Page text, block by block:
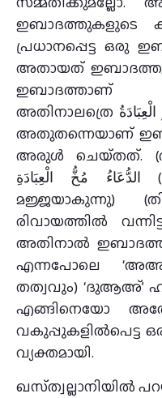
ഇബാദത്തുകളുടെ
പ്രധാനപ്പെട്ട ഒരു
അതായത്
ഇബാദത്താണ്
അതിനാലത്രെ الدُّعَاءُ هُوَ الْعِبَادَةُ (നിശ്ചയം ദുആഅ്
അതുതന്നെയാണ്‌
അരുൾ ചെയ്‌തത്‌.
الدُّعَاءُ مُخُّ الْعِبَادَةِ (പ്രാർത്ഥന ആരാധനയുടെ
മജ്ജയാകുന്നു)
രിവായത്തിൽ
അതിനാൽ ഇബാദത്ത്
എന്നപോലെ
തത്വവും) ‘ദുആഅ്’
എങ്ങിനെയോ
വകുപ്പുകളിൽപെട്ട
വ്യക്തമായി.
ഖസ്‌ത്വല്ലാനിയിൽ